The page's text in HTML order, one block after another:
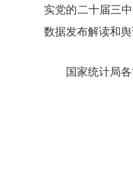
实党的二十届三
数据发布解读和
国家统计局